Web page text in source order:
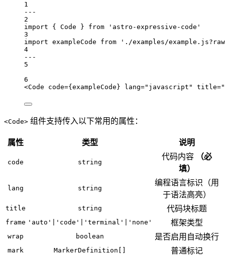
1
---
2
import { Code } from
'astro-expressive-code'
3
import exampleCode from
'./examples/
4
---
5
6
<Code code={ exampleCode } lang="javascript" title=
<Code> 组件支持传入以下常用的属性：
属性 类型 说明
code string
代码内容
（必
填）
lang string
编程语言标识（用
于语法高亮）
title string 代码块标题
frame 'auto'|'code'|'terminal'|'none' 框架类型
wrap boolean 是否启用自动换行
mark MarkerDefinition[] 普通标记